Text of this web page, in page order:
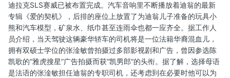
迪拉克SLS赛威已被布置完成。汽车音响里不断播放着迪翁的最新
专辑《爱的契机》，后排的座位上放置了为迪翁儿子准备的玩具小
熊和汽车模型，矿泉水、纸巾甚至连雨伞也都一应齐全。据工作人
员介绍，当天驾驶这辆豪华轿车的司机将是一位法籍华裔混血儿，
拥有双硕士学位的张淦敏曾拍摄过多部影视剧和广告，曾因参选陈
凯歌的“雅虎搜星”广告拍摄而获“凯男郎”的头衔。据了解，选择母语
是法语的张淦敏担任迪翁的专职司机，还考虑到在必要时他可以为